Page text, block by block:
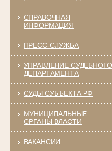
СПРАВОЧНАЯ
ИНФОРМАЦИЯ
ПРЕСС-СЛУЖБА
УПРАВЛЕНИЕ СУДЕБНОГО
ДЕПАРТАМЕНТА
СУДЫ СУБЪЕКТА РФ
МУНИЦИПАЛЬНЫЕ
ОРГАНЫ ВЛАСТИ
ВАКАНСИИ